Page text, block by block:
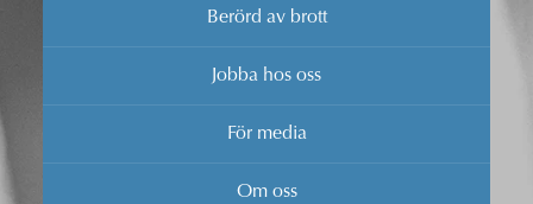
Berörd av brott
Jobba hos oss
För media
Om oss